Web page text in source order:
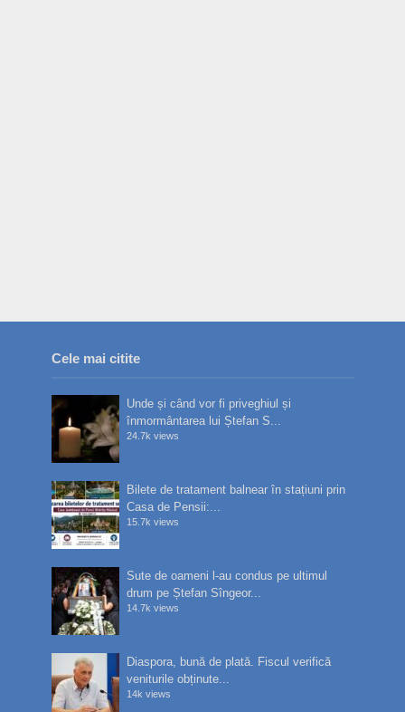
Cele mai citite
Unde și când vor fi priveghiul și
înmormântarea lui Ștefan S...
24.7k views
Bilete de tratament balnear în stațiuni prin
Casa de Pensii:...
15.7k views
Sute de oameni l-au condus pe ultimul
drum pe Ștefan Sîngeor...
14.7k views
Diaspora, bună de plată. Fiscul verifică
veniturile obținute...
14k views